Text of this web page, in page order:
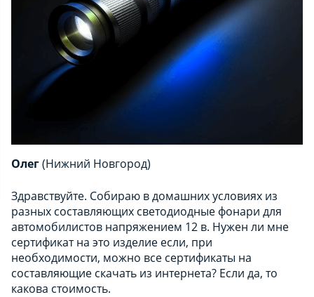
Олег(Нижний Новгород)
Здравствуйте. Собираю в домашних условиях из
разных составляющих светодиодные фонари для
автомобилистов напряжением 12 в. Нужен ли мне
сертификат на это изделие если, при
необходимости, можно все сертификаты на
составляющие скачать из интернета? Если да, то
какова стоимость.